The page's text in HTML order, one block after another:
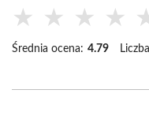
★ ★ ★ ★
Średnia ocena: 4.79